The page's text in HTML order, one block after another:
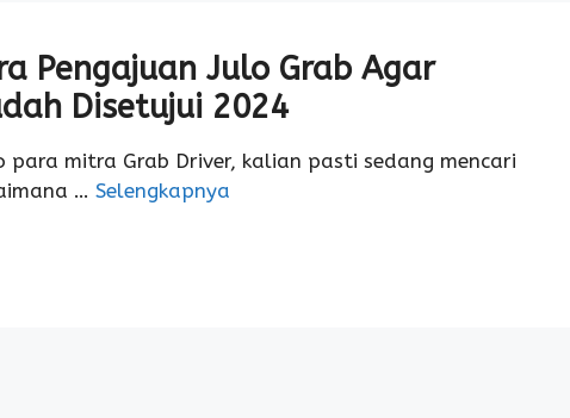
Pengajuan Julo Grab Agar
Disetujui 2024
para mitra Grab Driver, kalian pasti sedang mencari
… Selengkapnya